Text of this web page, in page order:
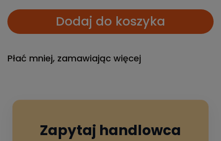
Dodaj do koszyka
Płać mniej, zamawiając więcej
Zapytaj handlowca